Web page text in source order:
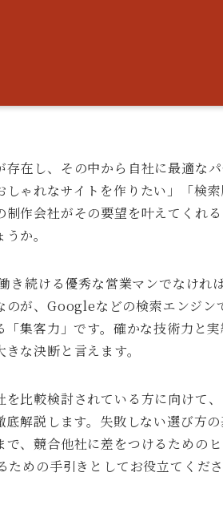
在し、その中から自社に最適な
ゃれなサイトを作りたい」「検
作会社がその要望を叶えてくれ
か。
続ける優秀な営業マンでなけれ
が、Googleなどの検索エンジン
集客力」です。確かな技術力と
な決断と言えます。
比較検討されている方に向けて
解説します。失敗しない選び方
、競合他社に差をつけるためのヒ
めの手引きとしてお役立てくださ